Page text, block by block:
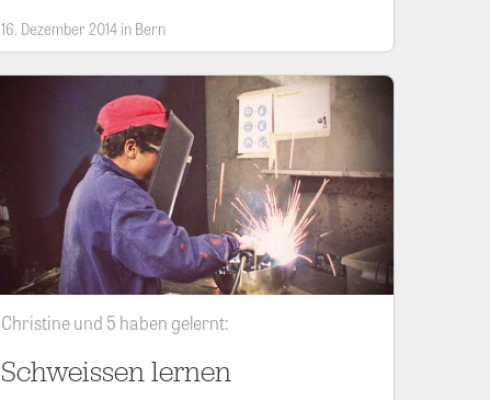
16. Dezember 2014 in Bern
Christine und 5 haben gelernt:
Schweissen lernen